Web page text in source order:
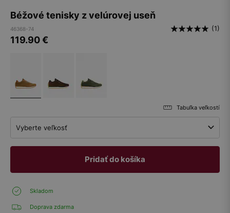
Béžové tenisky z velúrovej useň
46368-74 (1)
119.90€
Tabuľka veľkostí
Vyberte veľkosť
Pridať do košíka
Skladom
Doprava zdarma